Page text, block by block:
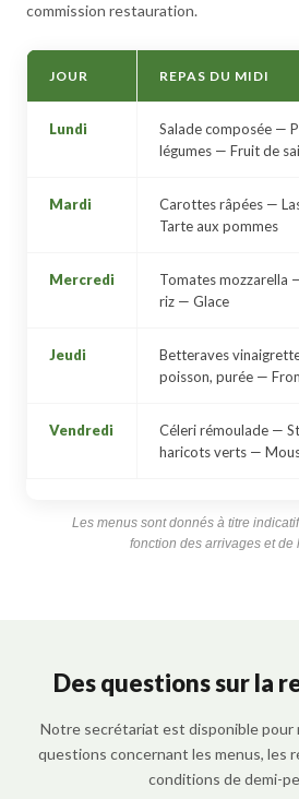
commission restauration.
JOUR REPAS DU MIDI
Lundi
Salade composée —
légumes — Fruit de
Mardi
Carottes râpées —
Tarte aux pommes
Mercredi
Tomates mozzarella
riz — Glace
Jeudi
Betteraves
poisson, purée —
Vendredi
Céleri rémoulade —
haricots verts —
Les menus sont donnés à titre
fonction des arrivages et
Des questions sur la
Notre secrétariat est disponible pour
questions concernant les menus, les
conditions de demi-